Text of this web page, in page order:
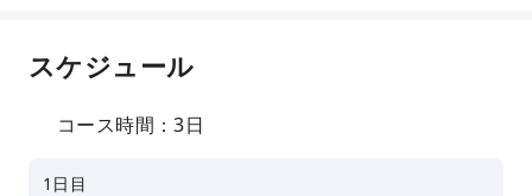
スケジュール
コース時間：3日
1日目